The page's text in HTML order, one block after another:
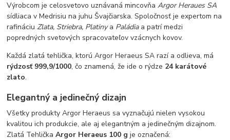
Výrobcom je celosvetovo uznávaná mincovňaArgor Heraues SA
sídliaca v Medrisiu na juhu Švajčiarska. Spoločnosť je expertom na
rafináciuZlata, Striebra, Platinya Paládiaa patrí medzi
popredných svetových spracovateľov vzácnych kovov.
Každá zlatá tehlička, ktorú Argor Heraeus SA razí a odlieva, má
rýdzosť 999,9/1000, čo znamená, že ide o rýdze 24 karátové
zlato.
Elegantný a jedinečný dizajn
Všetky produkty Argor Heraeus sa vyznačujú nielen vysokou
kvalitou ich produkcie, ale aj elegantným a jedinečným dizajnom.
Zlatá TehličkaArgor Heraeus 100 g je označená: